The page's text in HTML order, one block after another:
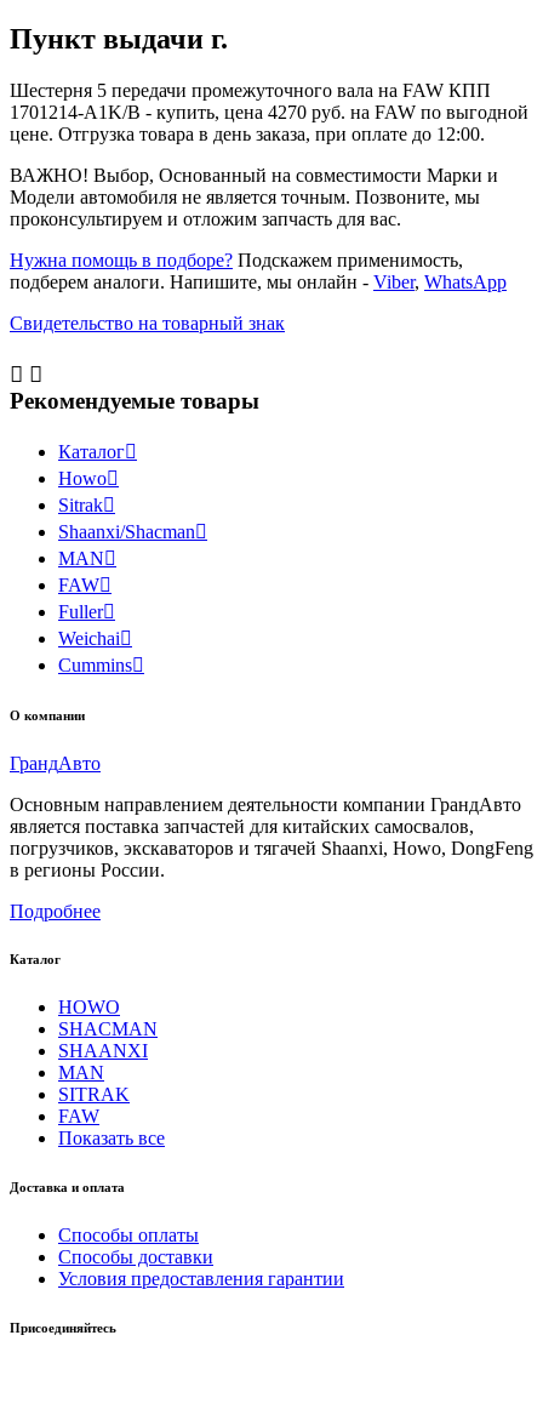
Пункт выдачи г.
Шестерня 5 передачи промежуточного вала на FAW КПП
1701214-A1K/B - купить, цена 4270 руб. на FAW по выгодной
цене. Отгрузка товара в день заказа, при оплате до 12:00.
ВАЖНО! Выбор, Основанный на совместимости Марки и
Модели автомобиля не является точным. Позвоните, мы
проконсультируем и отложим запчасть для вас.
Нужна помощь в подборе? Подскажем применимость,
подберем аналоги. Напишите, мы онлайн - Viber, WhatsApp
Свидетельство на товарный знак
 
Рекомендуемые товары
Каталог
Howo
Sitrak
Shaanxi/Shacman
MAN
FAW
Fuller
Weichai
Cummins
О компании
ГрандАвто
Основным направлением деятельности компании ГрандАвто
является поставка запчастей для китайских самосвалов,
погрузчиков, экскаваторов и тягачей Shaanxi, Howo, DongFeng
в регионы России.
Подробнее
Каталог
HOWO
SHACMAN
SHAANXI
MAN
SITRAK
FAW
Показать все
Доставка и оплата
Способы оплаты
Способы доставки
Условия предоставления гарантии
Присоединяйтесь